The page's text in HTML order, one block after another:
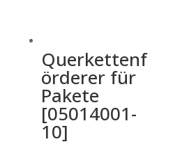
Querkettenf
örderer für
Pakete
[05014001-
10]